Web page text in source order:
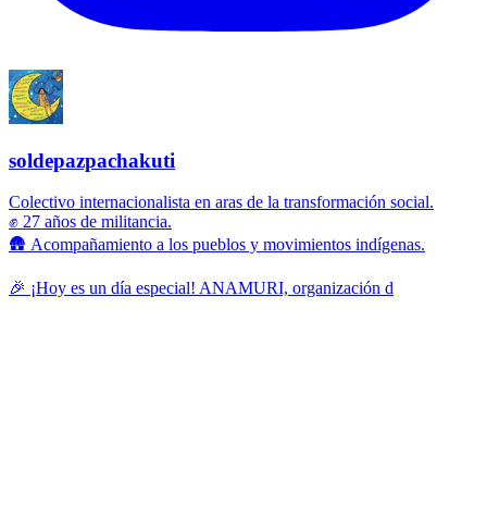
soldepazpachakuti
Colectivo internacionalista en aras de la transformación social.
✊ 27 años de militancia.
🛖 Acompañamiento a los pueblos y movimientos indígenas.
🎉 ¡Hoy es un día especial! ANAMURI, organización d